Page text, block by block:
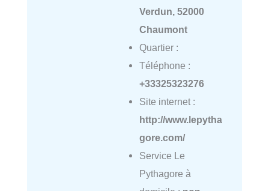
Verdun, 52000
Chaumont
Quartier :
Téléphone :
+33325323276
Site internet :
http://www.lepytha
gore.com/
Service Le
Pythagore à